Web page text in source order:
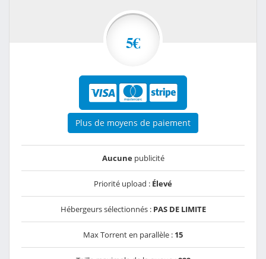
5€
Plus de moyens de paiement
Aucunepublicité
Priorité upload : Élevé
Hébergeurs sélectionnés : PAS DE LIMITE
Max Torrent en parallèle : 15